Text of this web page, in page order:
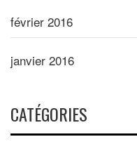
février 2016
janvier 2016
CATÉGORIES